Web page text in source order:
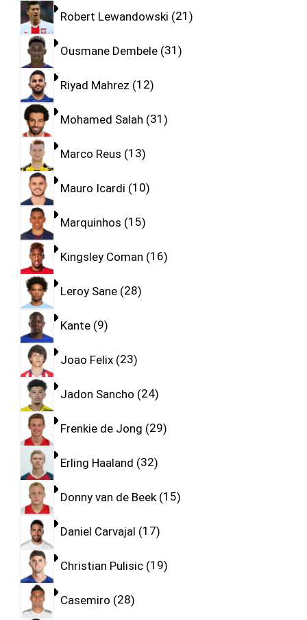
Robert Lewandowski 21
Ousmane Dembele 31
Riyad Mahrez 12
Mohamed Salah 31
Marco Reus 13
Mauro Icardi 10
Marquinhos 15
Kingsley Coman 16
Leroy Sane 28
Kante 9
Joao Felix 23
Jadon Sancho 24
Frenkie de Jong 29
Erling Haaland 32
Donny van de Beek 15
Daniel Carvajal 17
Christian Pulisic 19
Casemiro 28